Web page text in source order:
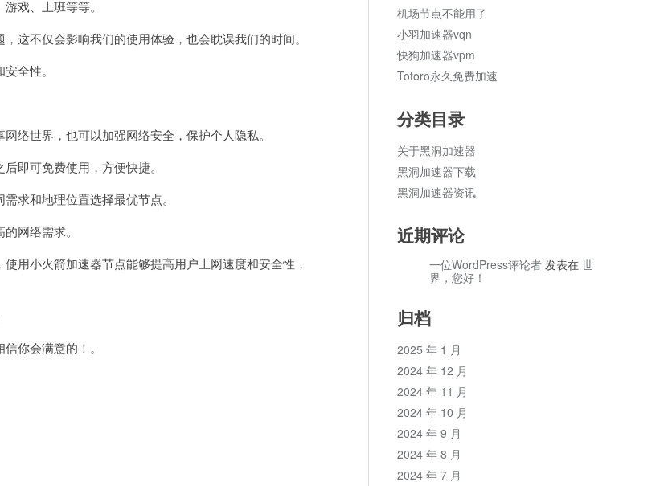
免
戏、上班等等。
不仅会影响我们的使用体验，也会耽误我们的时间。
全性。
世界，也可以加强网络安全，保护个人隐私。
即可免费使用，方便快捷。
求和地理位置选择最优节点。
网络需求。
小火箭加速器节点能够提高用户上网速度和安全性，
你会满意的！。
机场节点不能用了
小羽加速器vqn
快狗加速器vpm
Totoro永久免费加速
分类目录
关于黑洞加速器
黑洞加速器下载
黑洞加速器资讯
近期评论
一位WordPress评论者 发表在 世
界，您好！
归档
2025 年 1 月
2024 年 12 月
2024 年 11 月
2024 年 10 月
2024 年 9 月
2024 年 8 月
2024 年 7 月